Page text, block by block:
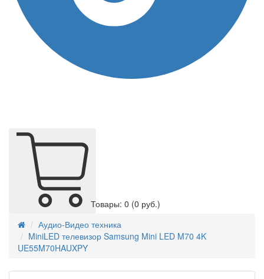
Товары: 0 (0 руб.)
Аудио-Видео техника
MiniLED телевизор Samsung Mini LED M70 4K
UE55M70HAUXPY